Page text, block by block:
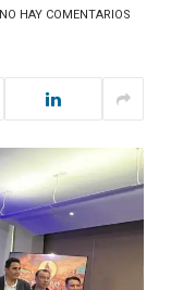
NO HAY COMENTARIOS